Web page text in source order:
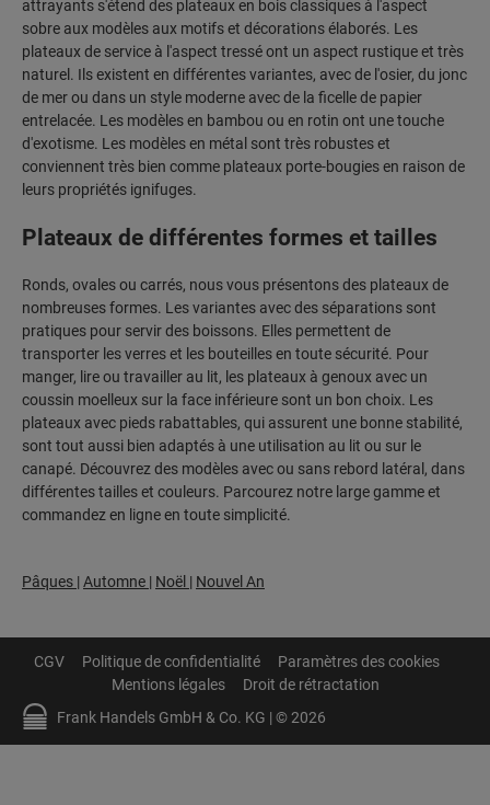
attrayants s'étend des plateaux en bois classiques à l'aspect
sobre aux modèles aux motifs et décorations élaborés. Les
plateaux de service à l'aspect tressé ont un aspect rustique et très
naturel. Ils existent en différentes variantes, avec de l'osier, du jonc
de mer ou dans un style moderne avec de la ficelle de papier
entrelacée. Les modèles en bambou ou en rotin ont une touche
d'exotisme. Les modèles en métal sont très robustes et
conviennent très bien comme plateaux porte-bougies en raison de
leurs propriétés ignifuges.
Plateaux de différentes formes et tailles
Ronds, ovales ou carrés, nous vous présentons des plateaux de
nombreuses formes. Les variantes avec des séparations sont
pratiques pour servir des boissons. Elles permettent de
transporter les verres et les bouteilles en toute sécurité. Pour
manger, lire ou travailler au lit, les plateaux à genoux avec un
coussin moelleux sur la face inférieure sont un bon choix. Les
plateaux avec pieds rabattables, qui assurent une bonne stabilité,
sont tout aussi bien adaptés à une utilisation au lit ou sur le
canapé. Découvrez des modèles avec ou sans rebord latéral, dans
différentes tailles et couleurs. Parcourez notre large gamme et
commandez en ligne en toute simplicité.
Pâques | Automne | Noël | Nouvel An
Frank Handels GmbH & Co. KG | © 2026
CGV Politique de confidentialité
Paramètres des cookies
Mentions légales
Droit de rétractation